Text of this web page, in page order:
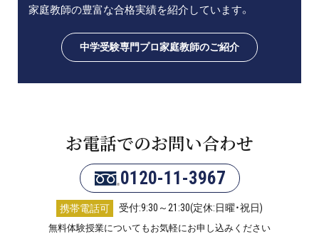
家庭教師の豊富な合格実績を紹介しています。
中学受験専門プロ家庭教師のご紹介
お電話でのお問い合わせ
0120-11-3967
携帯電話可 受付:9:30～21:30(定休:日曜・祝日)
無料体験授業についてもお気軽にお申し込みください